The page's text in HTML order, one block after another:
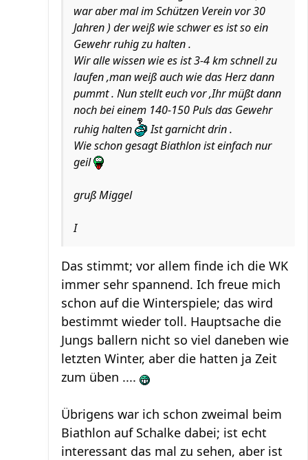
war aber mal im Schützen Verein vor 30
Jahren ) der weiß wie schwer es ist so ein
Gewehr ruhig zu halten .
Wir alle wissen wie es ist 3-4 km schnell zu
laufen ,man weiß auch wie das Herz dann
pummt . Nun stellt euch vor ,Ihr müßt dann
noch bei einem 140-150 Puls das Gewehr
ruhig halten
Ist garnicht drin .
Wie schon gesagt Biathlon ist einfach nur
geil
gruß Miggel
I
Das stimmt; vor allem finde ich die WK
immer sehr spannend. Ich freue mich
schon auf die Winterspiele; das wird
bestimmt wieder toll. Hauptsache die
Jungs ballern nicht so viel daneben wie
letzten Winter, aber die hatten ja Zeit
zum üben ....
Übrigens war ich schon zweimal beim
Biathlon auf Schalke dabei; ist echt
interessant das mal zu sehen, aber ist